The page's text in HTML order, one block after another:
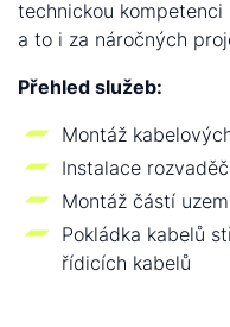
technickou
a to i za náročných
Přehled služeb:
Montáž
Instalace
Montáž částí
Pokládka kabelů
řídicích kabelů